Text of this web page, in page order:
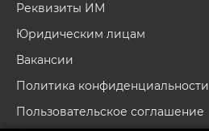
Реквизиты ИМ
Юридическим лицам
Вакансии
Политика конфиденциальности
Пользовательское соглашение